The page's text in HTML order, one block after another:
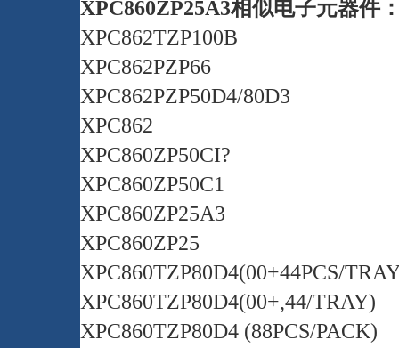
XPC860ZP25A3相似电子元器件
XPC862TZP100B
XPC862PZP66
XPC862PZP50D4/80D3
XPC862
XPC860ZP50CI?
XPC860ZP50C1
XPC860ZP25A3
XPC860ZP25
XPC860TZP80D4(00+44PCS/
XPC860TZP80D4(00+,44/TRAY)
XPC860TZP80D4 (88PCS/PACK)